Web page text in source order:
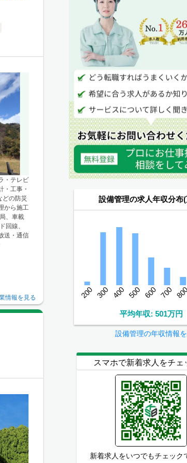
・テレビ
・工事・
の防災
から施工
、車載
回線、
送・通信
情報を見る
設備管理の求人年収分布
200 300 400 500 600 700 800
平均年収: 501万円
設備管理の年収情報
スマホで新着求人をチェ
新着求人をいつでもチェック